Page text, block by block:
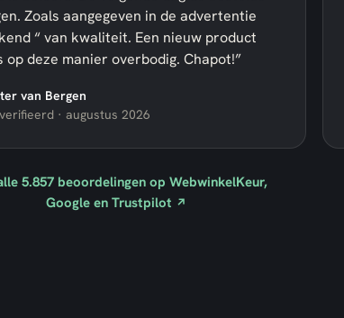
Zoals aangegeven in de advertentie
“ van kwaliteit. Een nieuw product
op deze manier overbodig. Chapot!”
van Bergen
· augustus 2026
5.857 beoordelingen op WebwinkelKeur,
Google en Trustpilot ↗